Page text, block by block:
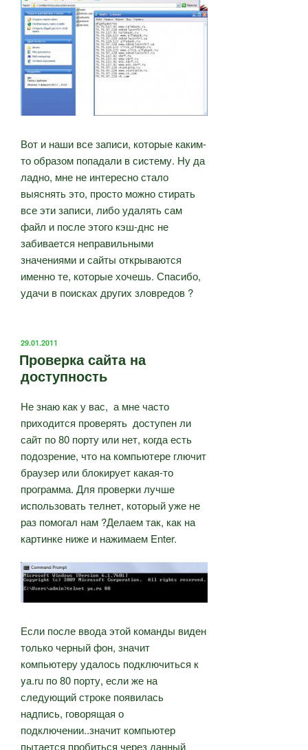
Вот и наши все записи, которые каким-
то образом попадали в систему. Ну да
ладно, мне не интересно стало
выяснять это, просто можно стирать
все эти записи, либо удалять сам
файл и после этого кэш-днс не
забивается неправильными
значениями и сайты открываются
именно те, которые хочешь. Спасибо,
удачи в поисках других зловредов ?
ОПУБЛИКОВАНО
29.01.2011
Проверка сайта на
доступность
Не знаю как у вас, а мне часто
приходится проверять доступен ли
сайт по 80 порту или нет, когда есть
подозрение, что на компьютере глючит
браузер или блокирует какая-то
программа. Для проверки лучше
использовать телнет, который уже не
раз помогал нам ?Делаем так, как на
картинке ниже и нажимаем Enter.
Если после ввода этой команды виден
только черный фон, значит
компьютеру удалось подключиться к
ya.ru по 80 порту, если же на
следующий строке появилась
надпись, говорящая о
подключении..значит компьютер
пытается пробиться через данный